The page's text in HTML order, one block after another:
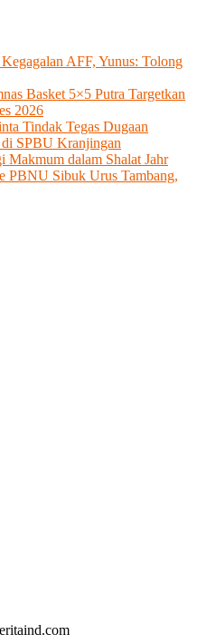
AFF, Yunus: Tolong
Basket 5×5 Putra Targetkan
2026
Tindak Tegas Dugaan
di SPBU Kranjingan
Makmum dalam Shalat Jahr
PBNU Sibuk Urus Tambang,